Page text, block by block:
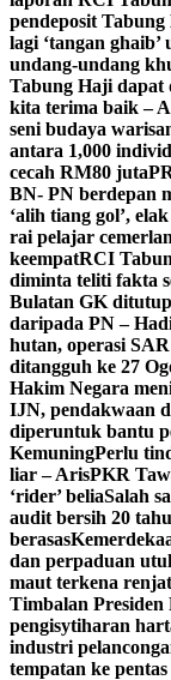
pendeposit
lagi ‘tangan
undang-undang
Tabung Haji dapat
kita terima baik –
seni budaya
antara 1,000
cecah RM80 juta
BN- PN berdepan
‘alih tiang gol’,
rai pelajar
keempatRCI
diminta teliti fakta
Bulatan GK
daripada PN –
hutan, operasi
ditangguh ke 27
Hakim Negara
IJN, pendakwaan
diperuntuk bantu
KemuningPerlu
liar – ArisPKR
‘rider’ beliaSalah
audit bersih 20
berasas
dan perpaduan
maut terkena
Timbalan Presiden
pengisytiharan
industri
tempatan ke